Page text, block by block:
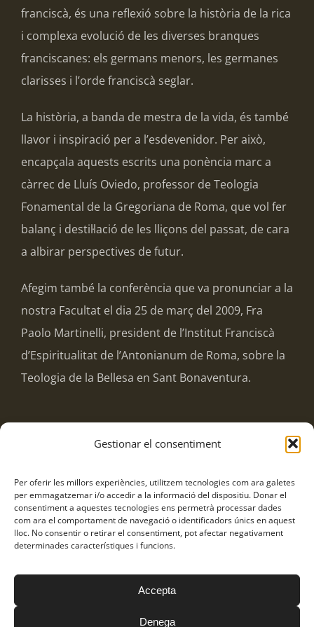
Gestionar el consentiment
Per oferir les millors experiències, utilitzem tecnologies com ara galetes
per emmagatzemar i/o accedir a la informació del dispositiu. Donar el
consentiment a aquestes tecnologies ens permetrà processar dades
com ara el comportament de navegació o identificadors únics en aquest
lloc. No consentir o retirar el consentiment, pot afectar negativament
determinades característiques i funcions.
Accepta
Denega
franciscà, és una reflexió sobre la història de la rica
i complexa evolució de les diverses branques
franciscanes: els germans menors, les germanes
clarisses i l’orde franciscà seglar.
La història, a banda de mestra de la vida, és també
llavor i inspiració per a l’esdevenidor. Per això,
encapçala aquests escrits una ponència marc a
càrrec de Lluís Oviedo, professor de Teologia
Fonamental de la Gregoriana de Roma, que vol fer
balanç i destil·lació de les lliçons del passat, de cara
a albirar perspectives de futur.
Afegim també la conferència que va pronunciar a la
nostra Facultat el dia 25 de març del 2009, Fra
Paolo Martinelli, president de l’Institut Franciscà
d’Espiritualitat de l’Antonianum de Roma, sobre la
Teologia de la Bellesa en Sant Bonaventura.
FacebookTwitter WhatsAppTumblr Pinterest Email:
Frares Franciscans Caputxins © Copyright
Avís Legal|Política de cookies